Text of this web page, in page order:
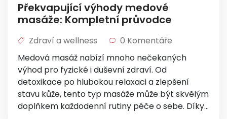
Překvapující výhody medové
masáže: Kompletní průvodce
Zdraví a wellness
0 Komentáře
Medová masáž nabízí mnoho nečekaných
výhod pro fyzické i duševní zdraví. Od
detoxikace po hlubokou relaxaci a zlepšení
stavu kůže, tento typ masáže může být skvělým
doplňkem každodenní rutiny péče o sebe. Díky